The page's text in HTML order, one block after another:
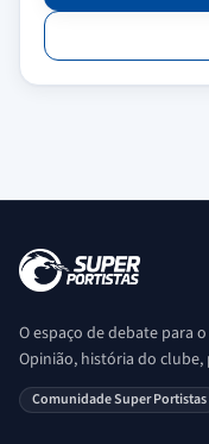
O espaço de debate para
Opinião, história do
saber sobre o universo
Comunidade Super Portistas